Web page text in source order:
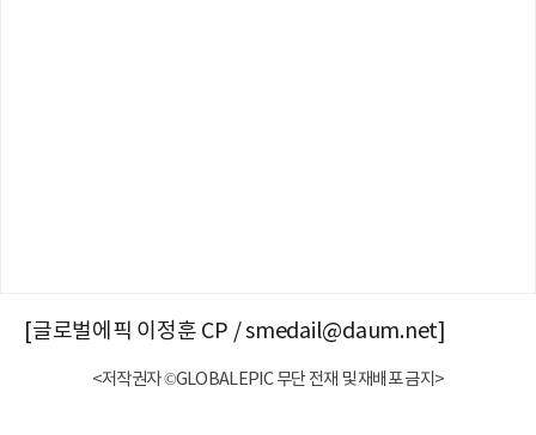
[글로벌에픽 이정훈 CP / smedail@daum.net]
<저작권자 ©GLOBALEPIC 무단 전재 및 재배포 금지>